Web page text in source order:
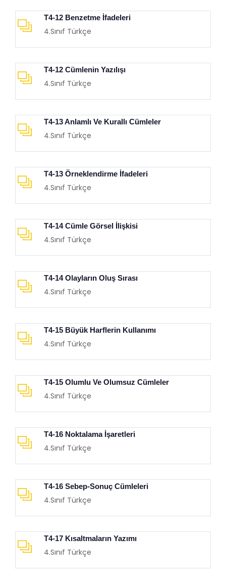
T4-12 Benzetme İfadeleri
4.Sınıf Türkçe
T4-12 Cümlenin Yazılışı
4.Sınıf Türkçe
T4-13 Anlamlı Ve Kurallı Cümleler
4.Sınıf Türkçe
T4-13 Örneklendirme İfadeleri
4.Sınıf Türkçe
T4-14 Cümle Görsel İlişkisi
4.Sınıf Türkçe
T4-14 Olayların Oluş Sırası
4.Sınıf Türkçe
T4-15 Büyük Harflerin Kullanımı
4.Sınıf Türkçe
T4-15 Olumlu Ve Olumsuz Cümleler
4.Sınıf Türkçe
T4-16 Noktalama İşaretleri
4.Sınıf Türkçe
T4-16 Sebep-Sonuç Cümleleri
4.Sınıf Türkçe
T4-17 Kısaltmaların Yazımı
4.Sınıf Türkçe